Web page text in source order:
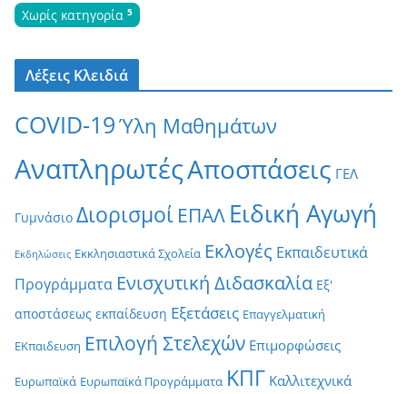
Χωρίς κατηγορία 5
Λέξεις Κλειδιά
COVID-19Ύλη Μαθημάτων
ΑναπληρωτέςΑποσπάσεις ΓΕΛ
Γυμνάσιο Διορισμοί ΕΠΑΛ Ειδική Αγωγή
Εκδηλώσεις Εκκλησιαστικά Σχολεία Εκλογές Εκπαιδευτικά
Προγράμματα Ενισχυτική Διδασκαλία Εξ'
αποστάσεως εκπαίδευση Εξετάσεις Επαγγελματική
ΕΚπαιδευση Επιλογή Στελεχών Επιμορφώσεις
Ευρωπαϊκά Ευρωπαϊκά Προγράμματα ΚΠΓ Καλλιτεχνικά